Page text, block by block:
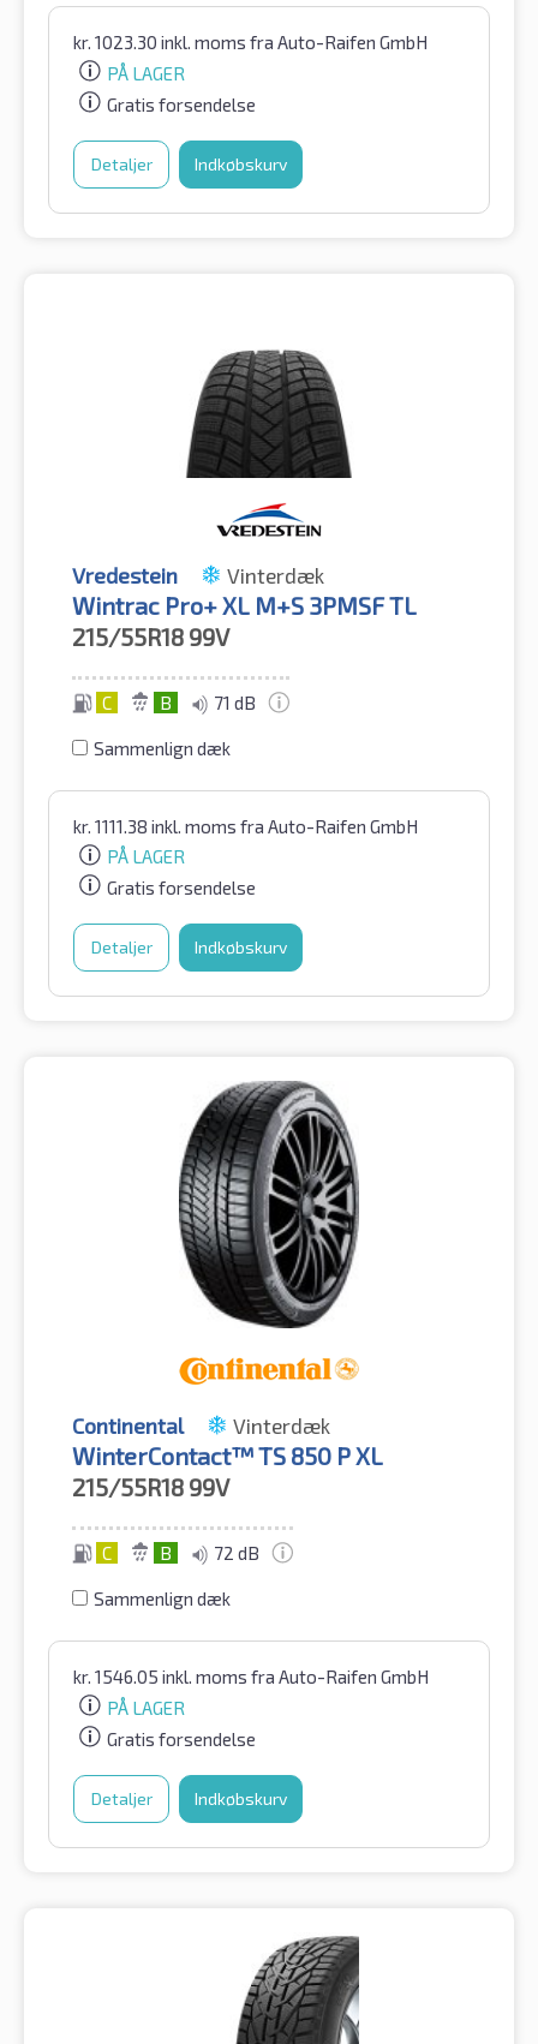
kr. 1023.30 inkl. moms fra Auto-Raifen GmbH
PÅ LAGER
Gratis forsendelse
Detaljer Indkøbskurv
Vredestein Vinterdæk
Wintrac Pro+ XL M+S 3PMSF TL
215/55R18 99V
C B 71 dB
Sammenlign dæk
kr. 1111.38 inkl. moms fra Auto-Raifen GmbH
PÅ LAGER
Gratis forsendelse
Detaljer Indkøbskurv
Continental Vinterdæk
WinterContact™ TS 850 P XL
215/55R18 99V
C B 72 dB
Sammenlign dæk
kr. 1546.05 inkl. moms fra Auto-Raifen GmbH
PÅ LAGER
Gratis forsendelse
Detaljer Indkøbskurv